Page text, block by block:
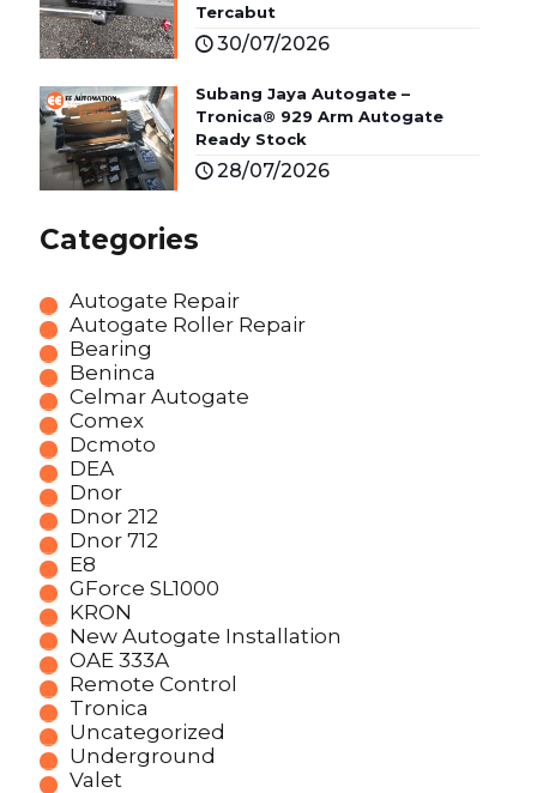
Tercabut
30/07/2026
Subang Jaya Autogate –
Tronica® 929 Arm Autogate
Ready Stock
28/07/2026
Categories
Autogate Repair
Autogate Roller Repair
Bearing
Beninca
Celmar Autogate
Comex
Dcmoto
DEA
Dnor
Dnor 212
Dnor 712
E8
GForce SL1000
KRON
New Autogate Installation
OAE 333A
Remote Control
Tronica
Uncategorized
Underground
Valet